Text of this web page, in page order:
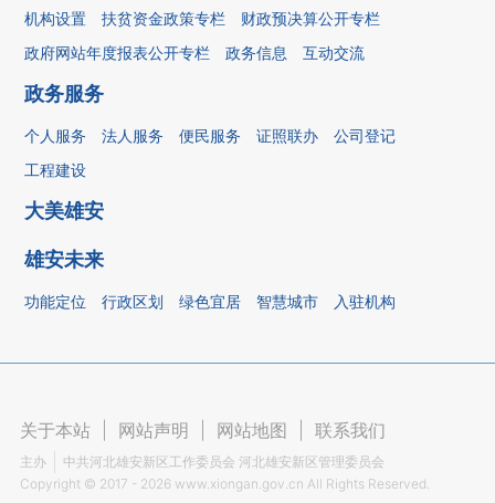
机构设置 扶贫资金政策专栏
财政预决算公开专栏
政府网站年度报表公开专栏
政务信息 互动交流
政务服务
个人服务 法人服务 便民服务 证照联办
公司登记
工程建设
大美雄安
雄安未来
功能定位 行政区划 绿色宜居 智慧城市 入驻机构
关于本站 网站声明 网站地图 联系我们
主办
中共河北雄安新区工作委员会 河北雄安新区管理委员会
Copyright © 2017 - 2026 www.xiongan.gov.cn All Rights Reserved.